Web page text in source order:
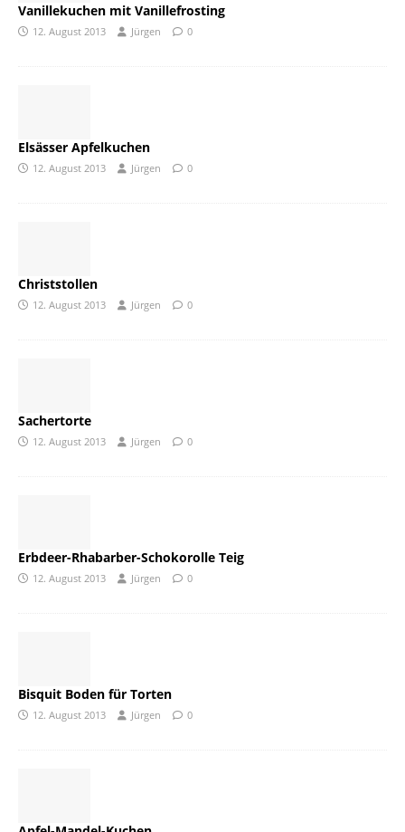
Vanillekuchen mit Vanillefrosting
12. August 2013 Jürgen 0
Elsässer Apfelkuchen
12. August 2013 Jürgen 0
Christstollen
12. August 2013 Jürgen 0
Sachertorte
12. August 2013 Jürgen 0
Erbdeer-Rhabarber-Schokorolle Teig
12. August 2013 Jürgen 0
Bisquit Boden für Torten
12. August 2013 Jürgen 0